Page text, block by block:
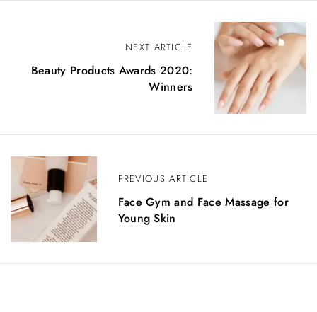
g
i
o
n
PREVIOUS ARTICLE
Face Gym and Face Massage for
Young Skin
NEXT ARTICLE
Beauty Products Awards 2020:
Winners